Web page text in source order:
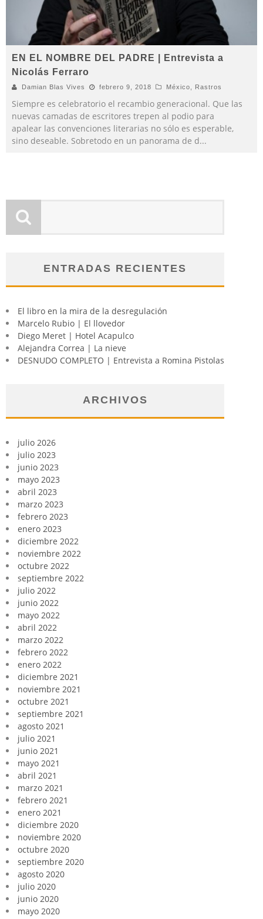
EN EL NOMBRE DEL PADRE | Entrevista a
Nicolás Ferraro
Damian Blas Vives febrero 9, 2018 México Rastros
Siempre es celebratorio el recambio generacional. Que las
nuevas camadas de escritores trepen al podio para
apalear las convenciones literarias no sólo es esperable,
sino deseable. Sobretodo en un panorama de d...
ENTRADAS RECIENTES
El libro en la mira de la desregulación
Marcelo Rubio | El llovedor
Diego Meret | Hotel Acapulco
Alejandra Correa | La nieve
DESNUDO COMPLETO | Entrevista a Romina Pistolas
ARCHIVOS
julio 2026
julio 2023
junio 2023
mayo 2023
abril 2023
marzo 2023
febrero 2023
enero 2023
diciembre 2022
noviembre 2022
octubre 2022
septiembre 2022
julio 2022
junio 2022
mayo 2022
abril 2022
marzo 2022
febrero 2022
enero 2022
diciembre 2021
noviembre 2021
octubre 2021
septiembre 2021
agosto 2021
julio 2021
junio 2021
mayo 2021
abril 2021
marzo 2021
febrero 2021
enero 2021
diciembre 2020
noviembre 2020
octubre 2020
septiembre 2020
agosto 2020
julio 2020
junio 2020
mayo 2020